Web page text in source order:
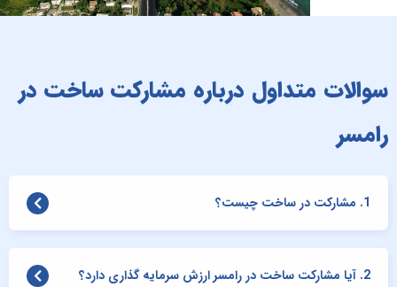
سوالات متداول درباره مشارکت ساخت در
رامسر
1. مشارکت در ساخت چیست؟
2. آیا مشارکت ساخت در رامسر ارزش سرمایه گذاری دارد؟